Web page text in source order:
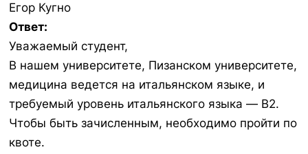
Егор Кугно
Ответ:
Уважаемый студент,
В нашем университете, Пизанском университете,
медицина ведется на итальянском языке, и
требуемый уровень итальянского языка — B2.
Чтобы быть зачисленным, необходимо пройти по
квоте.